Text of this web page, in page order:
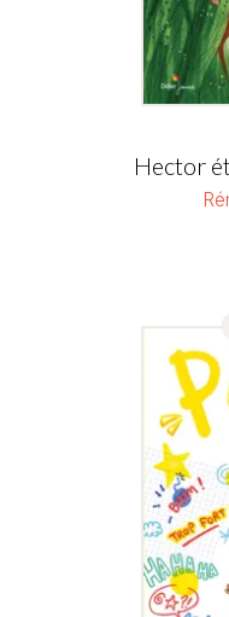
Hector